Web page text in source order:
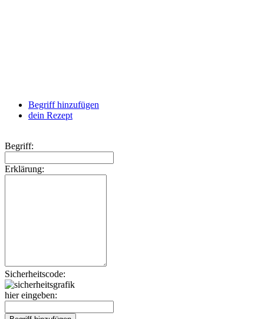
Begriff hinzufügen
dein Rezept
Begriff:
Erklärung:
Sicherheitscode:
hier eingeben: